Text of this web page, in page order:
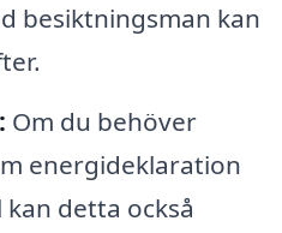
besiktningsman kan
Om du behöver
energideklaration
detta också